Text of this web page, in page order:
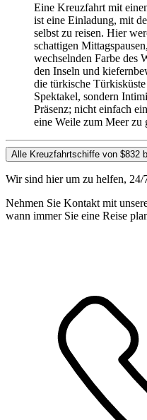
Eine Kreuzfahrt mit
ist eine Einladung, mit
selbst zu reisen. Hier
schattigen
wechselnden Farbe des
den Inseln und
die türkische
Spektakel, sondern
Präsenz; nicht einfach
eine Weile zum Meer zu
Alle Kreuzfahrtschiffe von $832
Wir sind hier um zu helfen, 24/
Nehmen Sie Kontakt mit
wann immer Sie eine Reise